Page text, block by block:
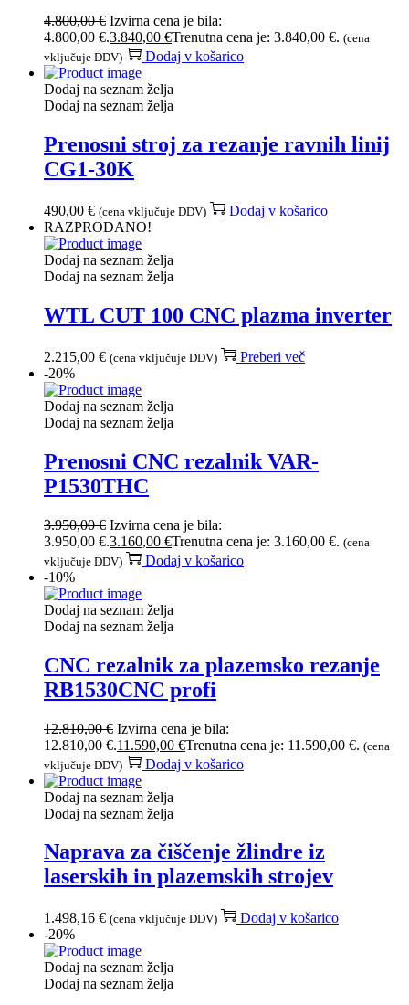
4.800,00€ Izvirna cena je bila:
4.800,00 €.3.840,00 €Trenutna cena je: 3.840,00 €. (cena
vključuje DDV)
Dodaj v košarico
Dodaj na seznam želja
Dodaj na seznam želja
Prenosni stroj za rezanje ravnih linij
CG1-30K
490,00 € (cena vključuje DDV)
Dodaj v košarico
RAZPRODANO!
Dodaj na seznam želja
Dodaj na seznam želja
WTL CUT 100 CNC plazma inverter
2.215,00 € (cena vključuje DDV)
Preberi več
-20%
Dodaj na seznam želja
Dodaj na seznam želja
Prenosni CNC rezalnik VAR-
P1530THC
3.950,00€ Izvirna cena je bila:
3.950,00 €.3.160,00 €Trenutna cena je: 3.160,00 €. (cena
vključuje DDV)
Dodaj v košarico
-10%
Dodaj na seznam želja
Dodaj na seznam želja
CNC rezalnik za plazemsko rezanje
RB1530CNC profi
12.810,00€ Izvirna cena je bila:
12.810,00 €.11.590,00 €Trenutna cena je: 11.590,00 €. (cena
vključuje DDV)
Dodaj v košarico
Dodaj na seznam želja
Dodaj na seznam želja
Naprava za čiščenje žlindre iz
laserskih in plazemskih strojev
1.498,16 € (cena vključuje DDV)
Dodaj v košarico
-20%
Dodaj na seznam želja
Dodaj na seznam želja